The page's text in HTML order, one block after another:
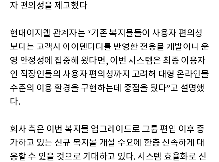
자 편의성을 제고했다.
현대이지웰 관계자는 “기존 복지몰들이 사용자 편의성
보다는 고객사 아이덴티티를 반영한 전용몰 개발이나 운
영 안정성에 집중해 왔다면, 이번 시스템은 최종 이용자
인 직장인들의 사용자 편의성까지 고려해 대형 온라인몰
수준의 이용 환경을 구현하는데 중점을 뒀다”고 설명했
다.
회사 측은 이번 복지몰 업그레이드로 그룹 편입 이후 증
가하고 있는 신규 복지몰 개설 수요에 한층 신속하게 대
응할 수 있을 것으로 기대하고 있다. 시스템 효율화로 신